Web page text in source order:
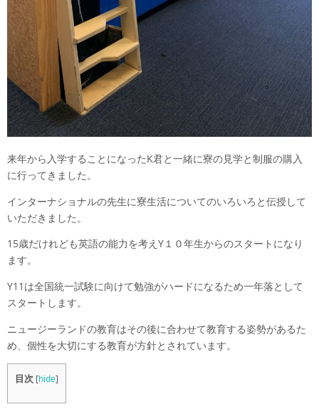
来年から入学することになったK君と一緒に寮の見学と制服の購入
に行ってきました。
インターナショナルの先生に寮生活についてのいろいろと伝授して
いただきました。
15歳だけれども英語の能力を考えY１０年生からのスタートになり
ます。
Y11は全国統一試験に向けて勉強がハードになるため一年落として
スタートします。
ニュージーランドの教育はその後に合わせて教育する姿勢があるた
め、個性を大切にする教育が方針とされています。
目次 [hide]